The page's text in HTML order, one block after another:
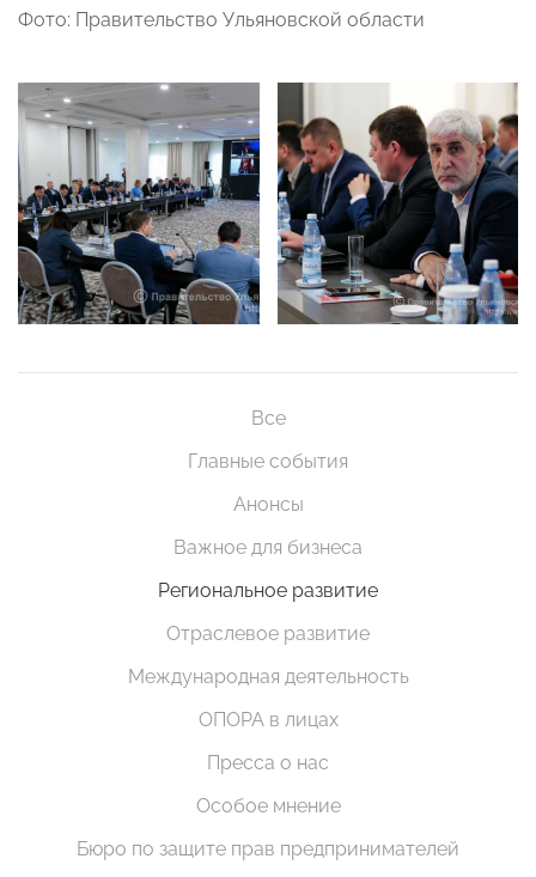
Фото: Правительство Ульяновской области
Все
Главные события
Анонсы
Важное для бизнеса
Региональное развитие
Отраслевое развитие
Международная деятельность
ОПОРА в лицах
Пресса о нас
Особое мнение
Бюро по защите прав предпринимателей